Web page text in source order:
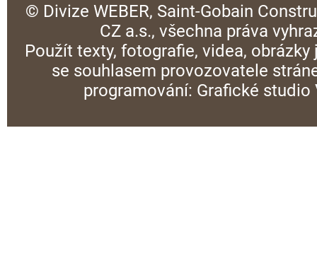
© Divize WEBER, Saint-Gobain
CZ a.s., všechna práva
Použít texty, fotografie, videa, obrázky
se souhlasem provozovatele
programování: Grafické studio